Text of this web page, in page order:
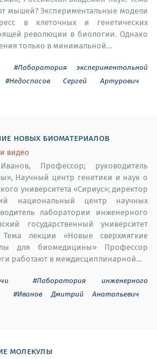
мышей? Экспериментальные модели
в клеточных и генетических
революции в биологии. Однако
только в минимальной...
#Лаборатория экспериментальной
#Недоспасов Сергей Артурович
новых биоматериалов
видео
Профессор; руководитель
Научный центр генетики и наук о
университета «Сириус»; директор
национальный центр научных
лаборатории инженерного
государственный университет
лекции «Новые сверхмягкие
для биомедицины» Профессор
работают в междисциплинарной...
#Лаборатория инженерного
#Иванов Дмитрий Анатольевич
молекулы